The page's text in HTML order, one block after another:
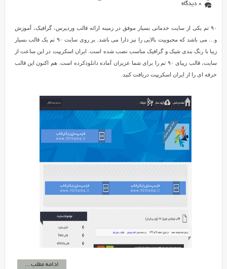
0 دیدگاه
۹۰ تم یکی از سایت خدماتی بسیار موفق در زمینه ارائه قالب وردپرس، گرافیک، آموزش
و… می باشد که محبوبیت بالایی را نیز دارا می باشد. بر روی سایت ۹۰ تم یک قالب بسیار
زیبا با رنگ بندی شیک و گرافیک مناسب نصب شده است. ایران اسکریپت در این ساعت از
سایت، قالب زیبای ۹۰ تم را برای شما عزیزان آماده دانلودکرده است. هم اکنون این قالب
حرفه ای را از ایران اسکریپت دریافت کنید.
ادامه مطلب...